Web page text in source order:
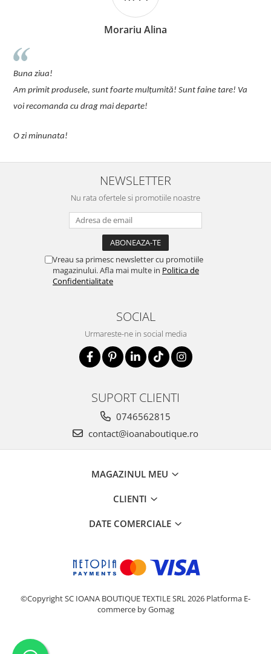
Morariu Alina
produsele, sunt foarte mulțumită! Sunt faine tare! Va
cu drag mai departe!
pijamalele
NEWSLETTER
Nu rata ofertele si promotiile noastre
Vreau sa primesc newsletter cu promotiile
magazinului. Afla mai multe in Politica de
Confidentialitate
SOCIAL
Urmareste-ne in social media
SUPORT CLIENTI
0746562815
contact@ioanaboutique.ro
MAGAZINUL MEU
CLIENTI
DATE COMERCIALE
©Copyright SC IOANA BOUTIQUE TEXTILE SRL 2026 Platforma E-
commerce by Gomag